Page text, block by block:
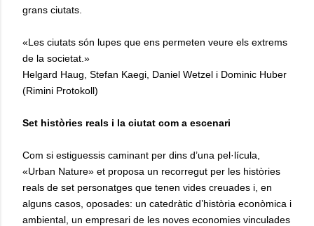
grans ciutats.
«Les ciutats són lupes que ens permeten veure els extrems
de la societat.»
Helgard Haug, Stefan Kaegi, Daniel Wetzel i Dominic Huber
(Rimini Protokoll)
Set històries reals i la ciutat com a escenari
Com si estiguessis caminant per dins d’una pel·lícula,
«Urban Nature» et proposa un recorregut per les històries
reals de set personatges que tenen vides creuades i, en
alguns casos, oposades: un catedràtic d’història econòmica i
ambiental, un empresari de les noves economies vinculades